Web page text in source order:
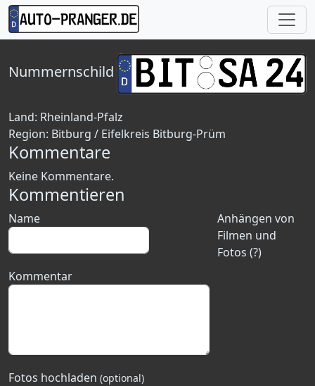
Nummernschild
Land: Rheinland-Pfalz
Region: Bitburg / Eifelkreis Bitburg-Prüm
Kommentare
Keine Kommentare.
Kommentieren
Anhängen von
Filmen und
Fotos (?)
Name
Kommentar
Fotos hochladen (optional)